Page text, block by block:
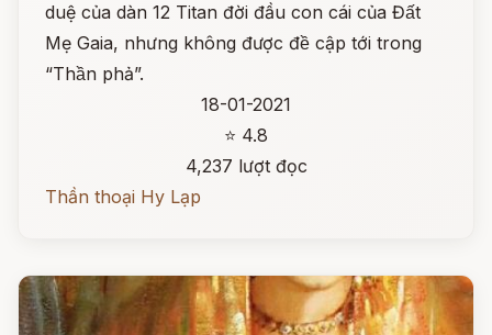
duệ của dàn 12 Titan đời đầu con cái của Đất
Mẹ Gaia, nhưng không được đề cập tới trong
“Thần phả”.
18-01-2021
⭐ 4.8
4,237 lượt đọc
Thần thoại Hy Lạp